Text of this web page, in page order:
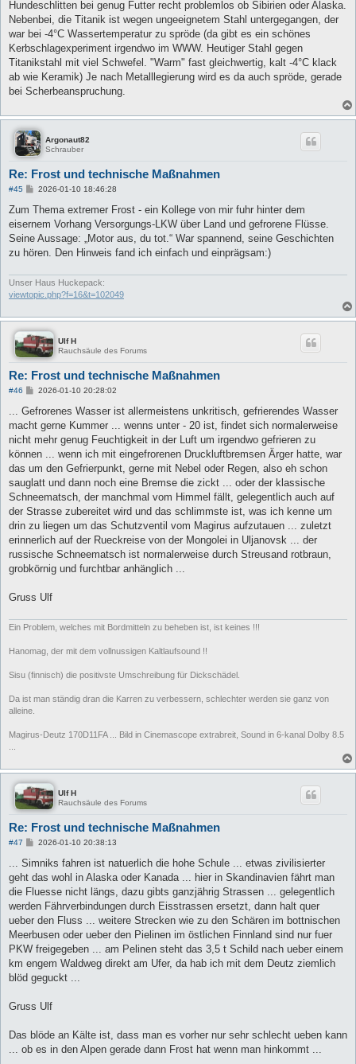
Hundeschlitten bei genug Futter recht problemlos ob Sibirien oder Alaska.
Nebenbei, die Titanik ist wegen ungeeignetem Stahl untergegangen, der
war bei -4°C Wassertemperatur zu spröde (da gibt es ein schönes
Kerbschlagexperiment irgendwo im WWW. Heutiger Stahl gegen
Titanikstahl mit viel Schwefel. "Warm" fast gleichwertig, kalt -4°C klack
ab wie Keramik) Je nach Metalllegierung wird es da auch spröde, gerade
bei Scherbeanspruchung.
Argonaut82
Schrauber
Re: Frost und technische Maßnahmen
#45
B
i
r
a
2026-01-10 18:46:28
Zum Thema extremer Frost - ein Kollege von mir fuhr hinter dem
eisernem Vorhang Versorgungs-LKW über Land und gefrorene Flüsse.
Seine Aussage: „Motor aus, du tot.“ War spannend, seine Geschichten
zu hören. Den Hinweis fand ich einfach und einprägsam:)
Unser Haus Huckepack:
viewtopic.php?f=16&t=102049
Ulf H
Rauchsäule des Forums
Re: Frost und technische Maßnahmen
#46
B
i
r
a
2026-01-10 20:28:02
... Gefrorenes Wasser ist allermeistens unkritisch, gefrierendes Wasser
macht gerne Kummer ... wenns unter - 20 ist, findet sich normalerweise
nicht mehr genug Feuchtigkeit in der Luft um irgendwo gefrieren zu
können ... wenn ich mit eingefrorenen Druckluftbremsen Ärger hatte, war
das um den Gefrierpunkt, gerne mit Nebel oder Regen, also eh schon
sauglatt und dann noch eine Bremse die zickt ... oder der klassische
Schneematsch, der manchmal vom Himmel fällt, gelegentlich auch auf
der Strasse zubereitet wird und das schlimmste ist, was ich kenne um
drin zu liegen um das Schutzventil vom Magirus aufzutauen ... zuletzt
erinnerlich auf der Rueckreise von der Mongolei in Uljanovsk ... der
russische Schneematsch ist normalerweise durch Streusand rotbraun,
grobkörnig und furchtbar anhänglich ...
Gruss Ulf
Ein Problem, welches mit Bordmitteln zu beheben ist, ist keines !!!
Hanomag, der mit dem vollnussigen Kaltlaufsound !!
Sisu (finnisch) die positivste Umschreibung für Dickschädel.
Da ist man ständig dran die Karren zu verbessern, schlechter werden sie ganz von
alleine.
Magirus-Deutz 170D11FA ... Bild in Cinemascope extrabreit, Sound in 6-kanal Dolby 8.5
Ulf H
Rauchsäule des Forums
Re: Frost und technische Maßnahmen
#47
B
i
r
a
2026-01-10 20:38:13
... Simniks fahren ist natuerlich die hohe Schule ... etwas zivilisierter
geht das wohl in Alaska oder Kanada ... hier in Skandinavien fährt man
die Fluesse nicht längs, dazu gibts ganzjährig Strassen ... gelegentlich
werden Fährverbindungen durch Eisstrassen ersetzt, dann halt quer
ueber den Fluss ... weitere Strecken wie zu den Schären im bottnischen
Meerbusen oder ueber den Pielinen im östlichen Finnland sind nur fuer
PKW freigegeben ... am Pelinen steht das 3,5 t Schild nach ueber einem
km engem Waldweg direkt am Ufer, da hab ich mit dem Deutz ziemlich
blöd geguckt ...
Gruss Ulf
Das blöde an Kälte ist, dass man es vorher nur sehr schlecht ueben kann
... ob es in den Alpen gerade dann Frost hat wenn man hinkommt ...